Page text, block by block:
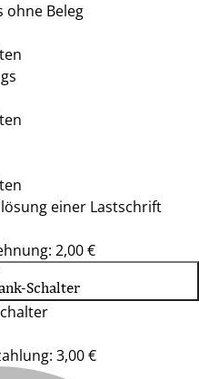
ohne Beleg
einer Lastschrift
2,00 €
Schalter
3,00 €